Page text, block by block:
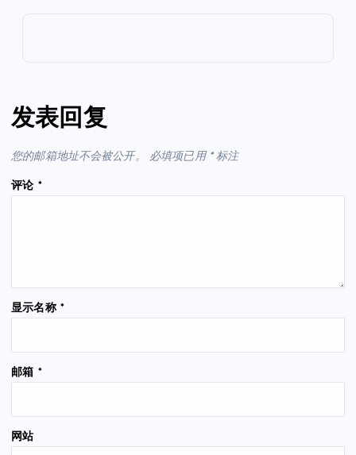
发表回复
您的邮箱地址不会被公开。 必填项已用 *标注
评论 *
显示名称 *
邮箱 *
网站